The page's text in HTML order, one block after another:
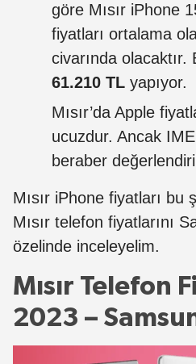
göre Mısır iPhone
fiyatları ortalama
civarında olacaktır.
61.210 TL yapıyor.
Mısır’da Apple
ucuzdur. Ancak
beraber
Mısır iPhone fiyatları bu
Mısır telefon fiyatlarını
özelinde inceleyelim.
Mısır Telefon
2023 –